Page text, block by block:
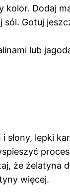
Dodaj
Gotuj
lub
lepki
że żelatyna
więcej.